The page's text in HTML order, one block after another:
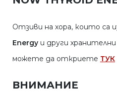
Отзиви на хора, които са
Energy и други
можете да откриете ТУК
ВНИМАНИЕ